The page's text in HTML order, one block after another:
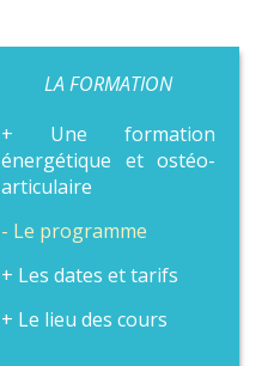
LA FORMATION
Une formation
énergétique et ostéo-
articulaire
Le programme
Les dates et tarifs
Le lieu des cours